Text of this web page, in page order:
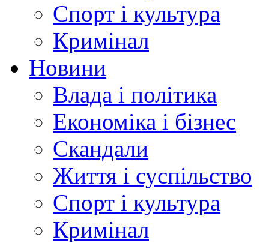
Спорт і культура
Кримінал
Новини
Влада і політика
Економіка і бізнес
Скандали
Життя і суспільство
Спорт і культура
Кримінал